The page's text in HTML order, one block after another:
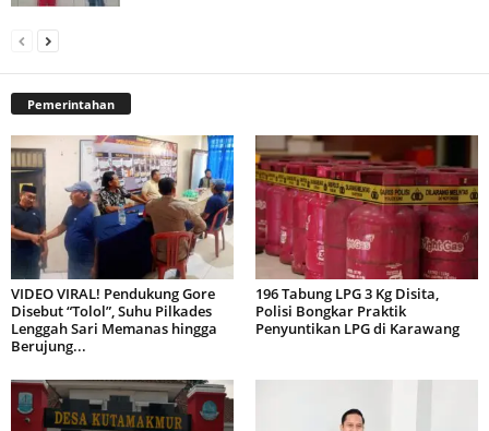
Pemerintahan
VIDEO VIRAL! Pendukung Gore
Disebut “Tolol”, Suhu Pilkades
Lenggah Sari Memanas hingga
Berujung...
196 Tabung LPG 3 Kg Disita,
Polisi Bongkar Praktik
Penyuntikan LPG di Karawang